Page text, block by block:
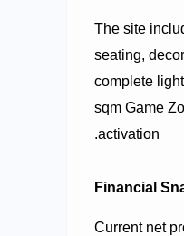
The site
seating,
complete
sqm Game
activation.
Financial
Current net